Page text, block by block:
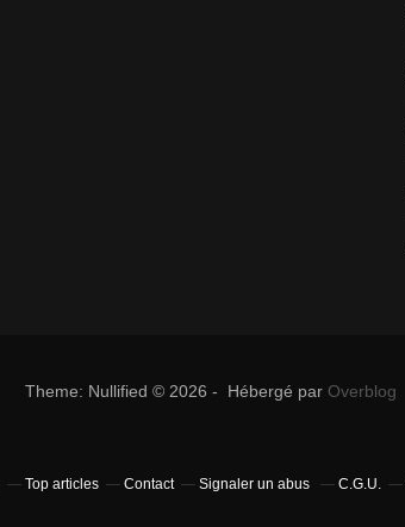
Theme: Nullified © 2026 - Hébergé par Overblog
Top articles Contact Signaler un abus C.G.U.